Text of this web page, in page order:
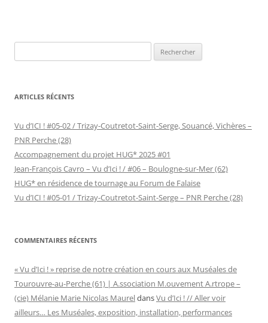
ARTICLES RÉCENTS
Vu d’ICI ! #05-02 / Trizay-Coutretot-Saint-Serge, Souancé, Vichères –
PNR Perche (28)
Accompagnement du projet HUG* 2025 #01
Jean-François Cavro – Vu d’Ici ! / #06 – Boulogne-sur-Mer (62)
HUG* en résidence de tournage au Forum de Falaise
Vu d’ICI ! #05-01 / Trizay-Coutretot-Saint-Serge – PNR Perche (28)
COMMENTAIRES RÉCENTS
« Vu d’Ici ! » reprise de notre création en cours aux Muséales de
Tourouvre-au-Perche (61) | A.ssociation M.ouvement A.rtrope –
(cie) Mélanie Marie Nicolas MaureldansVu d’Ici ! // Aller voir
ailleurs… Les Muséales, exposition, installation, performances